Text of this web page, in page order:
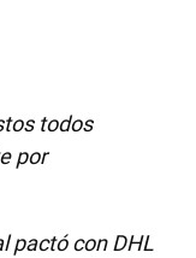
todos
por
pactó con DHL